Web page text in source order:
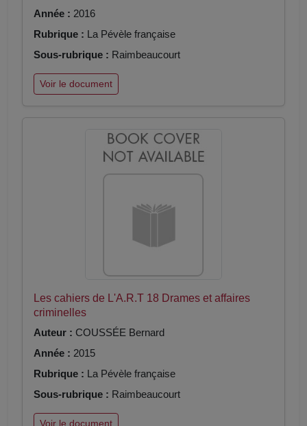
Année : 2016
Rubrique : La Pévèle française
Sous-rubrique : Raimbeaucourt
Voir le document
Les cahiers de L'A.R.T 18 Drames et affaires
criminelles
Auteur : COUSSÉE Bernard
Année : 2015
Rubrique : La Pévèle française
Sous-rubrique : Raimbeaucourt
Voir le document